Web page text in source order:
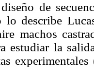
de
lo describe
machos
estudiar la